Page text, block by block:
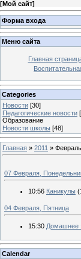
[Мой сайт]
Форма входа
Меню сайта
Главная
Categories
Новости [30]
Педагогические новости
Образование
Новости школы [48]
Главная » 2011 » Февраль
07 Февраля,
10:56 Каникулы
04 Февраля, Пятница
15:30 Домашнее
Calendar